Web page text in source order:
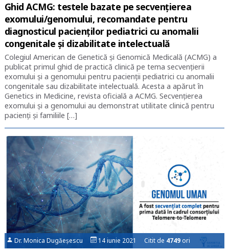
Ghid ACMG: testele bazate pe secvențierea
exomului/genomului, recomandate pentru
diagnosticul pacienților pediatrici cu anomalii
congenitale și dizabilitate intelectuală
Colegiul American de Genetică și Genomică Medicală (ACMG) a
publicat primul ghid de practică clinică pe tema secvențierii
exomului și a genomului pentru pacienții pediatrici cu anomalii
congenitale sau dizabilitate intelectuală. Acesta a apărut în
Genetics in Medicine, revista oficială a ACMG. Secvențierea
exomului și a genomului au demonstrat utilitate clinică pentru
pacienți și familiile […]
Dr. Monica Dugăeșescu 14 iunie 2021 Citit de 4749 ori